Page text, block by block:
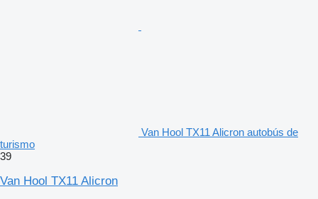
Van Hool TX11 Alicron autobús de
turismo
39
Van Hool TX11 Alicron